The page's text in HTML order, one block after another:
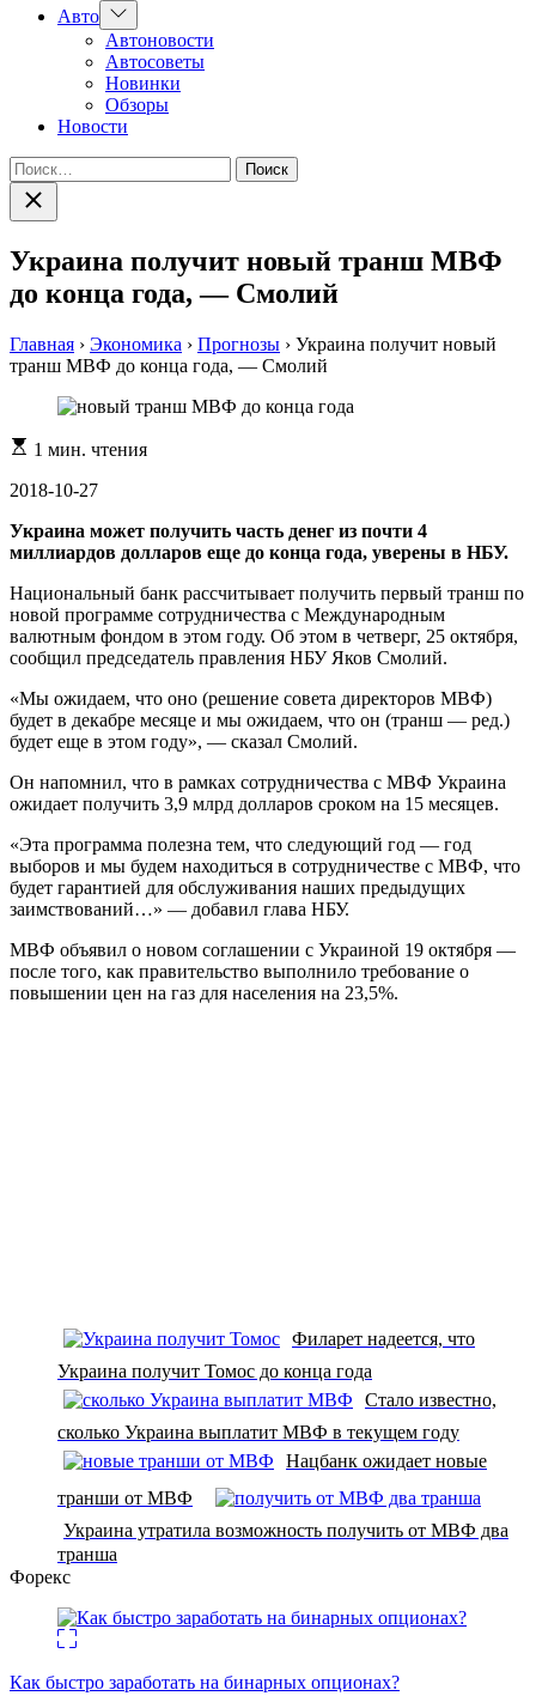
Авто Показать
подменю
Автоновости
Автосоветы
Новинки
Обзоры
Новости
Найти:
Закрыть
поиск
Украина получит новый транш МВФ
до конца года, — Смолий
Главная › Экономика › Прогнозы › Украина получит новый
транш МВФ до конца года, — Смолий
Расчетное
чтения
1 мин. чтения
2018-10-27
Украина может получить часть денег из почти 4
миллиардов долларов еще до конца года, уверены в НБУ.
Национальный банк рассчитывает получить первый транш по
новой программе сотрудничества с Международным
валютным фондом в этом году. Об этом в четверг, 25 октября,
сообщил председатель правления НБУ Яков Смолий.
«Мы ожидаем, что оно (решение совета директоров МВФ)
будет в декабре месяце и мы ожидаем, что он (транш — ред.)
будет еще в этом году», — сказал Смолий.
Он напомнил, что в рамках сотрудничества с МВФ Украина
ожидает получить 3,9 млрд долларов сроком на 15 месяцев.
«Эта программа полезна тем, что следующий год — год
выборов и мы будем находиться в сотрудничестве с МВФ, что
будет гарантией для обслуживания наших предыдущих
заимствований…» — добавил глава НБУ.
МВФ объявил о новом соглашении с Украиной 19 октября —
после того, как правительство выполнило требование о
повышении цен на газ для населения на 23,5%.
Филарет надеется, что
Украина получит Томос до конца года
Стало известно,
сколько Украина выплатит МВФ в текущем году
Нацбанк ожидает новые
транши от МВФ
Украина утратила возможность получить от МВФ два
транша
Форекс
Как быстро заработать на бинарных опционах?